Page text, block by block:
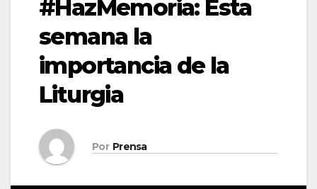
#HazMemoria: Esta
semana la
importancia de la
Liturgia
Por Prensa